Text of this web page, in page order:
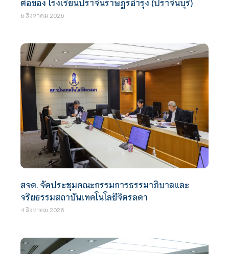
ต่อของ โรงเรียนปราจินราษฎรอำรุง (ปราจีนบุรี)
6 สิงหาคม 2026
สจด. จัดประชุมคณะกรรมการธรรมาภิบาลและ
จริยธรรมสถาบันเทคโนโลยีจิตรลดา
4 สิงหาคม 2026